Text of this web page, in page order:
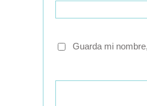
Guarda mi